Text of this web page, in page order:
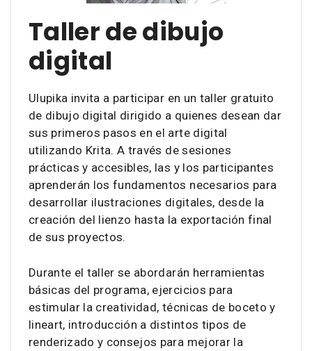
Taller de dibujo
digital
Ulupika invita a participar en un taller gratuito
de dibujo digital dirigido a quienes desean dar
sus primeros pasos en el arte digital
utilizando Krita. A través de sesiones
prácticas y accesibles, las y los participantes
aprenderán los fundamentos necesarios para
desarrollar ilustraciones digitales, desde la
creación del lienzo hasta la exportación final
de sus proyectos.
Durante el taller se abordarán herramientas
básicas del programa, ejercicios para
estimular la creatividad, técnicas de boceto y
lineart, introducción a distintos tipos de
renderizado y consejos para mejorar la